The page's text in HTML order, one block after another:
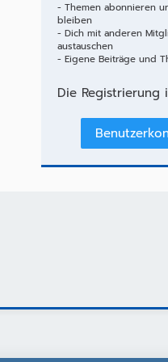
- Themen abonnieren
bleiben
- Dich mit anderen
austauschen
- Eigene Beiträge und
Die Registrierung